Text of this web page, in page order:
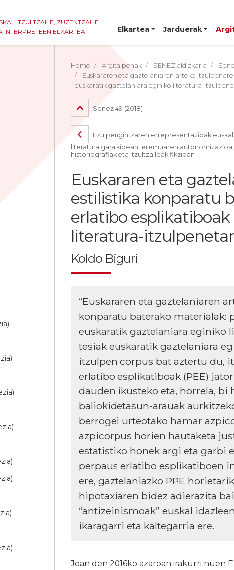
ITZULTZAILE, ZUZENTZAILE
INTERPRETEEN ELKARTEA
Elkartea Jarduerak
Home Argitalpenak SENEZ aldizkaria
Euskararen eta gaztelaniaren arteko
euskaratik gaztelaniara eginiko literatura-
Senez 49 (2018)
Itzulpengintzaren errepresentazioak euskal
literatura garaikidean: eremuaren
historiografiak eta itzultzaileak fikzioan
Euskararen eta
estilistika konparatu
erlatibo
literatura-
Koldo Biguri
“Euskararen eta gaztelaniaren
konparatu baterako materialak:
euskaratik gaztelaniara eginiko
tesiak euskaratik gaztelaniara
itzulpen corpus bat aztertu du,
erlatibo esplikatiboak (PEE)
dauden ikusteko eta, horrela,
baliokidetasun-arauak
berrogei urteotako hamar
azpicorpus horien hautaketa
estatistiko honek argi eta garbi
perpaus erlatibo esplikatiboen
ere, gaztelaniazko PPE
hipotaxiaren bidez adierazita
“antizeinismoak” euskal
ikaragarri eta kaltegarria ere.
Joan den 2016ko azaroan irakurri nuen